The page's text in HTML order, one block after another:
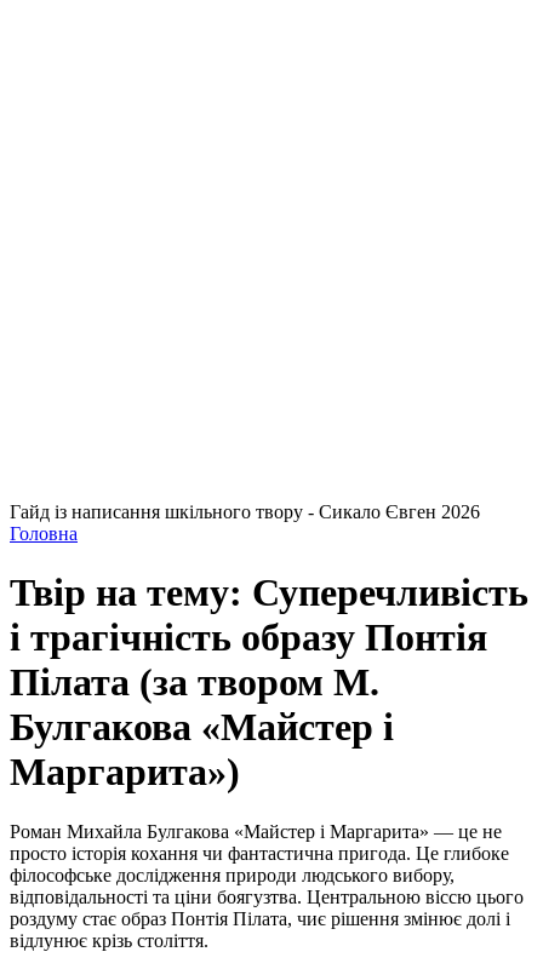
Гайд із написання шкільного твору - Сикало Євген 2026
Головна
Твір на тему: Суперечливість
і трагічність образу Понтія
Пілата (за твором М.
Булгакова «Майстер і
Маргарита»)
Роман Михайла Булгакова «Майстер і Маргарита» — це не
просто історія кохання чи фантастична пригода. Це глибоке
філософське дослідження природи людського вибору,
відповідальності та ціни боягузтва. Центральною віссю цього
роздуму стає образ Понтія Пілата, чиє рішення змінює долі і
відлунює крізь століття.